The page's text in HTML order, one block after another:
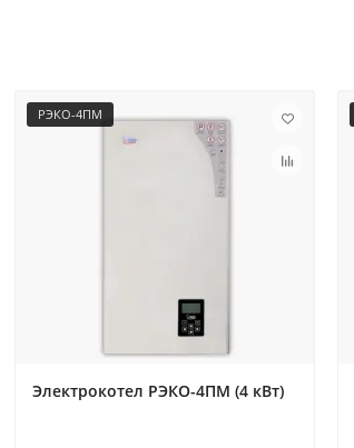
РЭКО-4ПМ
Электрокотел РЭКО-4ПМ (4 кВт)